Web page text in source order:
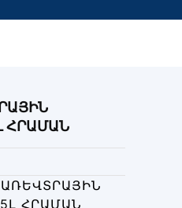
ՀՐԱՄԱՆ
ՀՐԱՄԱՆ